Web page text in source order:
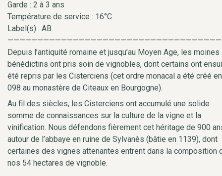
Garde : 2 à 3 ans
Température de service : 16°C
Label(s) : AB
Depuis l’antiquité romaine et jusqu’au Moyen Age, les moines
bénédictins ont pris soin de vignobles, dont certains ont
été repris par les Cisterciens (cet ordre monacal a été créé
098 au monastère de Citeaux en Bourgogne).
Au fil des siècles, les Cisterciens ont accumulé une solide
somme de connaissances sur la culture de la vigne et la
vinification. Nous défendons fièrement cet héritage de 900
autour de l’abbaye en ruine de Sylvanès (bâtie en 1139), dont
certaines des vignes attenantes entrent dans la composition
nos 54 hectares de vignoble.